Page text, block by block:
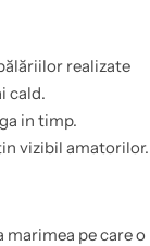
realizate
cald.
in timp.
vizibil amatorilor.
pe care o